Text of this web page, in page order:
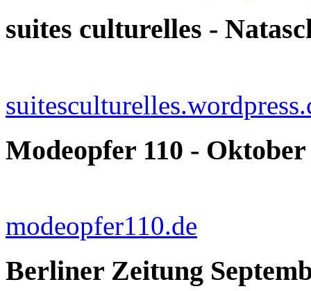
suites culturelles -
Modeopfer 110 - Oktober
modeopfer110.de
Berliner Zeitung